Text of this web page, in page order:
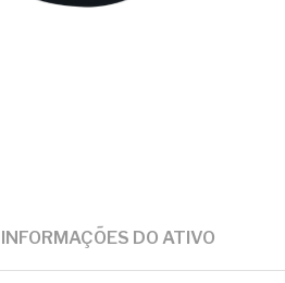
INFORMAÇÕES DO ATIVO